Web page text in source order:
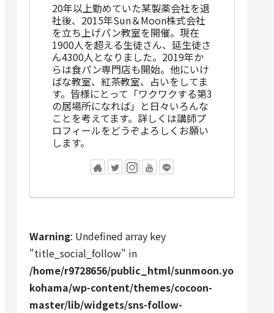
20年以上勤めていた某製薬会社を退
社後、2015年Sun＆Moon株式会社
を立ち上げパン教室を開催。現在
1900人を超える生徒さん、延生徒さ
ん4300人となりました。2019年か
らは食パン専門店も開始。他にいけ
ばな教室、紅茶教室、占いをしてま
す。皆様にとって「ワクワクする第3
の居場所になれば」と日々いろんな
ことを考えてます。詳しくは講師プ
ロフィールをどうぞよろしくお願い
します。
Warning: Undefined array key
"title_social_follow" in
/home/r9728656/public_html/sunmoon.yo
kohama/wp-content/themes/cocoon-
master/lib/widgets/sns-follow-